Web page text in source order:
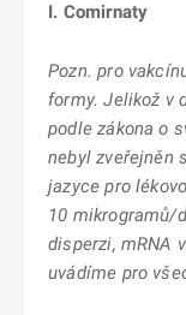
I. Comirnaty
Pozn. pro
formy. Jelikož v
podle zákona o
nebyl zveřejněn
jazyce pro
10 mikrogramů/
disperzi, mRNA
uvádíme pro